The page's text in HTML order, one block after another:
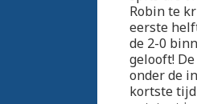
Robin te
eerste
de 2-0
gelooft!
onder de
kortste